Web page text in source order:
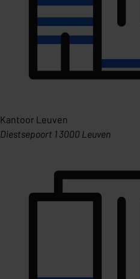
Kantoor Leuven
Diestsepoort 1 3000 Leuven